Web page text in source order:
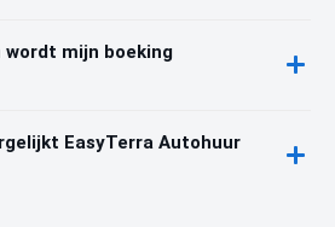
wordt mijn boeking
EasyTerra Autohuur